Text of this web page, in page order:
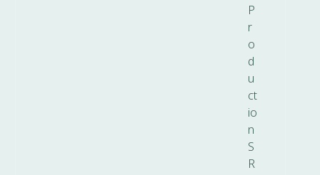
P
r
o
d
u
ct
io
n
S
R